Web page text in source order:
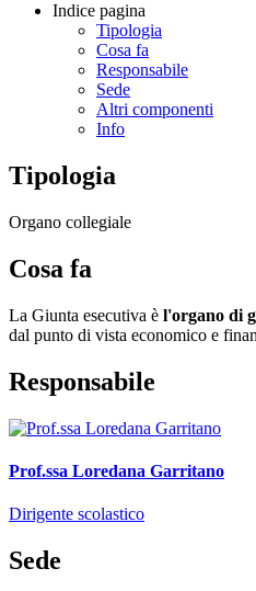
Indice pagina
Tipologia
Cosa fa
Responsabile
Sede
Altri componenti
Info
Tipologia
Organo collegiale
Cosa fa
La Giunta esecutiva è l'organo di
dal punto di vista economico e
Responsabile
Prof.ssa Loredana Garritano
Dirigente scolastico
Sede